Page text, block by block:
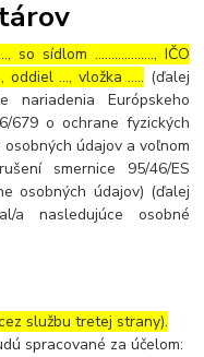
so sídlom ………………, IČO
…, vložka ….. (ďalej
Európskeho
679 o ochrane fyzických
údajov a voľnom
smernice 95/46/ES
osobných údajov) (ďalej
a nasledujúce osobné
službu tretej strany).
spracované za účelom: